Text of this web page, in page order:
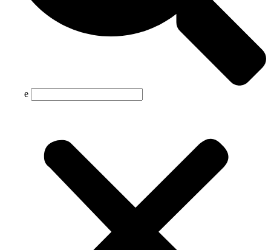
Suche